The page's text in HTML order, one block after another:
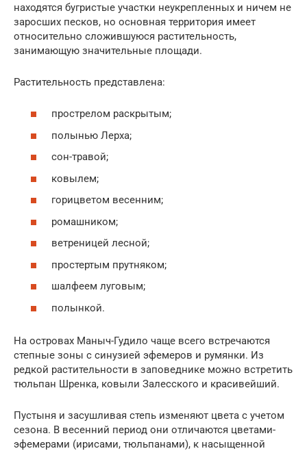
находятся бугристые участки неукрепленных и ничем не
заросших песков, но основная территория имеет
относительно сложившуюся растительность,
занимающую значительные площади.
Растительность представлена:
прострелом раскрытым;
полынью Лерха;
сон-травой;
ковылем;
горицветом весенним;
ромашником;
ветреницей лесной;
простертым прутняком;
шалфеем луговым;
полынкой.
На островах Маныч-Гудило чаще всего встречаются
степные зоны с синузией эфемеров и румянки. Из
редкой растительности в заповеднике можно встретить
тюльпан Шренка, ковыли Залесского и красивейший.
Пустыня и засушливая степь изменяют цвета с учетом
сезона. В весенний период они отличаются цветами-
эфемерами (ирисами, тюльпанами), к насыщенной